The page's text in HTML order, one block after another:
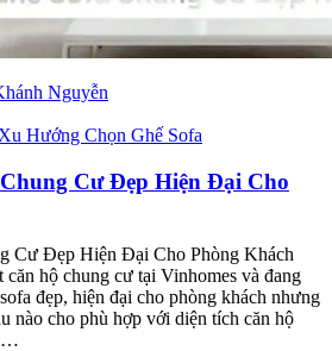
Nguyễn
Hướng Chọn Ghế Sofa
Cư Đẹp Hiện Đại Cho
Cư Đẹp Hiện Đại Cho Phòng Khách
căn hộ chung cư tại Vinhomes và đang
đẹp, hiện đại cho phòng khách nhưng
nào cho phù hợp với diện tích căn hộ